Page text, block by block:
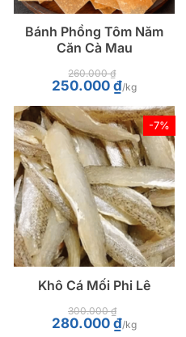
Bánh Phồng Tôm Năm
Căn Cà Mau
260.000₫
Giá
gốc
260.000 ₫.
250.000 ₫Giá
hiện
là:
250.000 ₫.
/kg
-7%
Khô Cá Mối Phi Lê
300.000₫
Giá
gốc
280.000 ₫Giá
hiện
/kg